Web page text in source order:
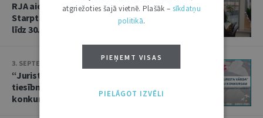
RJA aicina iesniegt rakstus Baltijas
Starptautisko tiesību gadagrāmatai
līdz 30. septembrim
3. SEPTEMBRIS • 16:01
“Jurista Vārds” aicina jaunos
tiesībniekus pieteikties ikgadējam
konkursam!
atgriežoties šajā vietnē. Plašāk – sīkdatņu
politikā.
PIEŅEMT VISAS
PIELĀGOT IZVĒLI